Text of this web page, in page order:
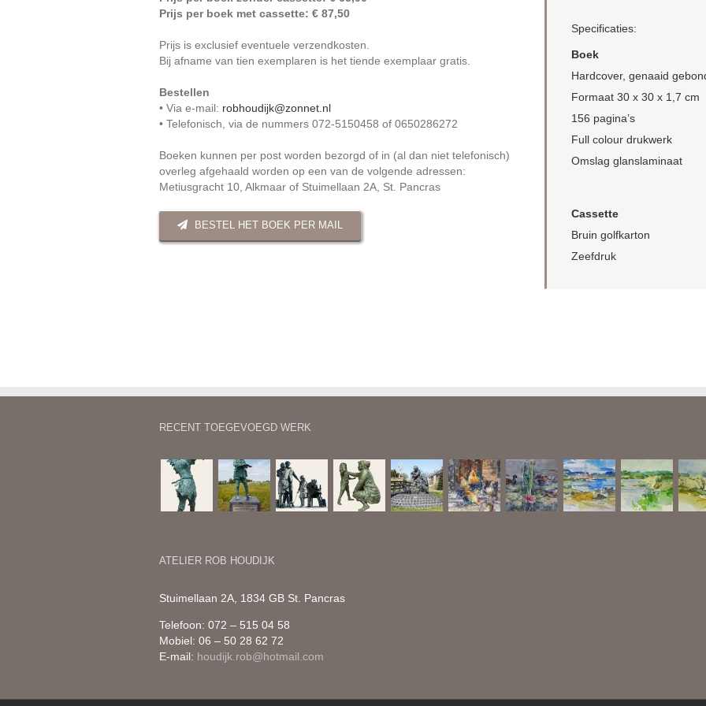
Prijs per boek met cassette: € 87,50
Prijs is exclusief eventuele verzendkosten.
Bij afname van tien exemplaren is het tiende exemplaar gratis.
Bestellen
• Via e-mail: robhoudijk@zonnet.nl
• Telefonisch, via de nummers 072-5150458 of 0650286272
Boeken kunnen per post worden bezorgd of in (al dan niet telefonisch)
overleg afgehaald worden op een van de volgende adressen:
Metiusgracht 10, Alkmaar of Stuimellaan 2A, St. Pancras
BESTEL HET BOEK PER MAIL
Specificaties:
Boek
Hardcover, genaaid
Formaat 30 x 30 x 1,7 cm
156 pagina’s
Full colour drukwerk
Omslag glanslaminaat
Cassette
Bruin golfkarton
Zeefdruk
RECENT TOEGEVOEGD WERK
ATELIER ROB HOUDIJK
Stuimellaan 2A, 1834 GB St. Pancras
Telefoon: 072 – 515 04 58
Mobiel: 06 – 50 28 62 72
E-mail: houdijk.rob@hotmail.com